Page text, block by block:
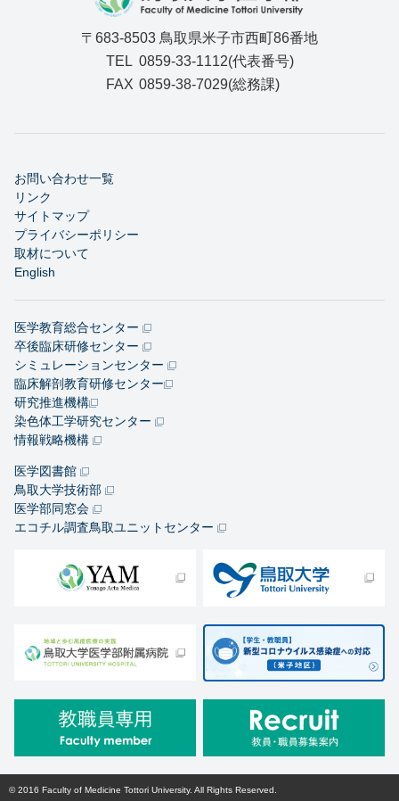
〒683-8503 鳥取県米子市西町86番地
TEL 0859-33-1112(代表番号)
FAX 0859-38-7029(総務課)
お問い合わせ一覧
リンク
サイトマップ
プライバシーポリシー
取材について
English
医学教育総合センター
卒後臨床研修センター
シミュレーションセンター
臨床解剖教育研修センター
研究推進機構
染色体工学研究センター
情報戦略機構
医学図書館
鳥取大学技術部
医学部同窓会
エコチル調査鳥取ユニットセンター
© 2016 Faculty of Medicine Tottori University. All Rights Reserved.